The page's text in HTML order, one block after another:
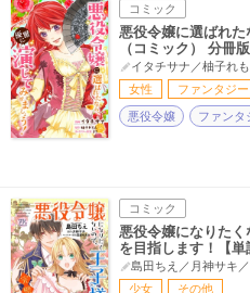
コミック
悪役令嬢に選ばれた
（コミック） 分冊版
イタチサナ／柚子れ
女性
ファンタジ
悪役令嬢 ファンタ
コミック
悪役令嬢になりた
を目指します！【単
島田ちえ／月神サキ
少女
その他